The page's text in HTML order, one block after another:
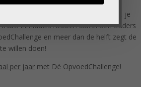
wordt een relaxter moeder of vader, je
Inmiddels hebben duizenden ouders
en meer dan de helft zegt de
willen doen!
per jaar met Dé OpvoedChallenge!